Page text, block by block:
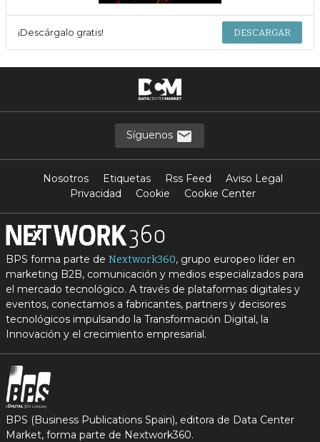
¡Descárgalo gratis! DESCARGAR
Síguenos
Nosotros Etiquetas Rss Feed
Aviso Legal
Privacidad
Cookie Cookie Center
BPS forma parte de Nextwork360, grupo europeo líder en
marketing B2B, comunicación y medios especializados para
el mercado tecnológico. A través de plataformas digitales y
eventos, conectamos a fabricantes, partners y decisores
tecnológicos impulsando la Transformación Digital, la
Innovación y el crecimiento empresarial.
BPS (Business Publications Spain), editora de Data Center
Market, forma parte de Nextwork360.